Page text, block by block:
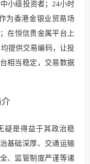
小级投资者；24小时
为香港金银业贸易场
在恒信贵金属平台上
提供交易编码，让投
相当稳定，交易数据
疑是得益于其政治稳
基础深厚、交通运输
、监管制度严谨等诸